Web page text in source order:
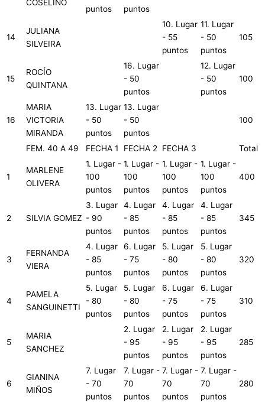
COSELINO
puntos
puntos
14
JULIANA
SILVEIRA
10. Lugar
- 55
puntos
11. Lugar
- 50
puntos
105
15
ROCÍO
QUINTANA
16. Lugar
- 50
puntos
12. Lugar
- 50
puntos
100
16
MARIA
VICTORIA
MIRANDA
13. Lugar
- 50
puntos
13. Lugar
- 50
puntos
100
FEM. 40 A 49 FECHA 1 FECHA 2 FECHA 3 Total
1
MARLENE
OLIVERA
1. Lugar -
100
puntos
1. Lugar -
100
puntos
1. Lugar -
100
puntos
1. Lugar -
100
puntos
400
2 SILVIA GOMEZ
3. Lugar
- 90
puntos
4. Lugar
- 85
puntos
4. Lugar
- 85
puntos
4. Lugar
- 85
puntos
345
3
FERNANDA
VIERA
4. Lugar
- 85
puntos
6. Lugar
- 75
puntos
5. Lugar
- 80
puntos
5. Lugar
- 80
puntos
320
4
PAMELA
SANGUINETTI
5. Lugar
- 80
puntos
5. Lugar
- 80
puntos
6. Lugar
- 75
puntos
6. Lugar
- 75
puntos
310
5
MARIA
SANCHEZ
2. Lugar
- 95
puntos
2. Lugar
- 95
puntos
2. Lugar
- 95
puntos
285
6
GIANINA
MIÑOS
7. Lugar
- 70
puntos
7. Lugar -
70
puntos
7. Lugar -
70
puntos
7. Lugar -
70
puntos
280